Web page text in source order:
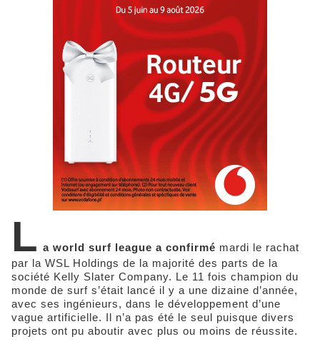
L a world surf league a confirmé mardi le rachat
par la WSL Holdings de la majorité des parts de la
société Kelly Slater Company. Le 11 fois champion du
monde de surf s’était lancé il y a une dizaine d’année,
avec ses ingénieurs, dans le développement d’une
vague artificielle. Il n’a pas été le seul puisque divers
projets ont pu aboutir avec plus ou moins de réussite.